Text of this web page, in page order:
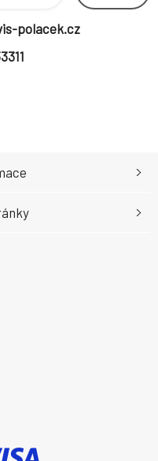
polacek.cz